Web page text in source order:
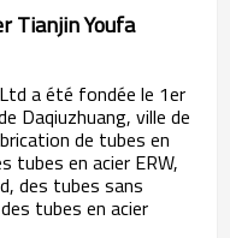
Tianjin Youfa
a été fondée le 1er
Daqiuzhuang, ville de
de tubes en
tubes en acier ERW,
des tubes sans
tubes en acier